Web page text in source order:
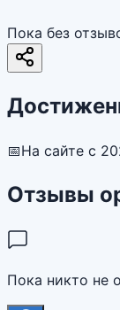
Пока без
📅На сайте с
Отзывы
Пока никто не